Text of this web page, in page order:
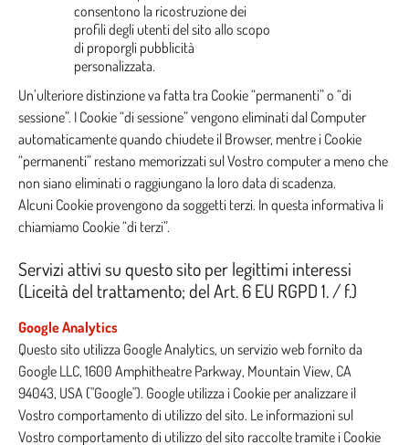
consentono la ricostruzione dei
profili degli utenti del sito allo scopo
di proporgli pubblicità
personalizzata.
Un’ulteriore distinzione va fatta tra Cookie “permanenti” o “di
sessione”. I Cookie “di sessione” vengono eliminati dal Computer
automaticamente quando chiudete il Browser, mentre i Cookie
“permanenti” restano memorizzati sul Vostro computer a meno che
non siano eliminati o raggiungano la loro data di scadenza.
Alcuni Cookie provengono da soggetti terzi. In questa informativa li
chiamiamo Cookie “di terzi”.
Servizi attivi su questo sito per legittimi interessi
(Liceità del trattamento; del Art. 6 EU RGPD 1. / f.)
Google Analytics
Questo sito utilizza Google Analytics, un servizio web fornito da
Google LLC, 1600 Amphitheatre Parkway, Mountain View, CA
94043, USA ("Google"). Google utilizza i Cookie per analizzare il
Vostro comportamento di utilizzo del sito. Le informazioni sul
Vostro comportamento di utilizzo del sito raccolte tramite i Cookie